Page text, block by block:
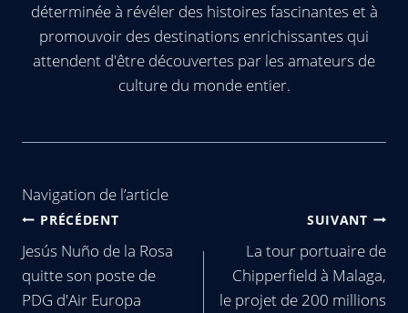
déterminée à révéler des histoires fascinantes et à
promouvoir des destinations enrichissantes qui
attendent d'être découvertes par les amateurs de
culture du monde entier.
Navigation de l’article
PRÉCÉDENT
Jesús Nuño de la Rosa
quitte son poste de
PDG d'Air Europa
SUIVANT
La tour portuaire de
Chipperfield à Malaga,
le projet de 200 millions